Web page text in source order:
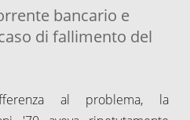
bancario e
di fallimento del
al problema, la